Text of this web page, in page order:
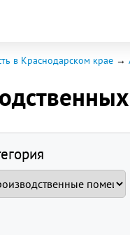
в Краснодарском крае